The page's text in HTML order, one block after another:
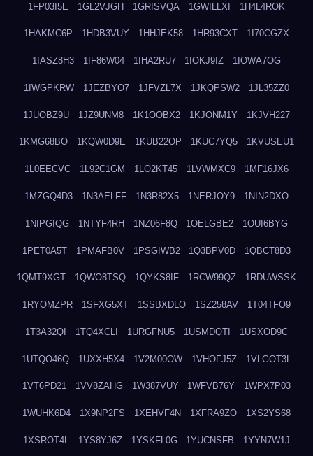
1FP03I5E 1GL2VJGH 1GRISVQA 1GWILLXI 1H4L4ROK
1HAKMC6P 1HDB3VUY 1HHJEK58 1HR93CXT 1I70CGZX
1IASZ8H3 1IF86W04 1IHA2RU7 1IOKJ9IZ 1IOWA7OG
1IWGPKRW 1JEZBYO7 1JFVZL7X 1JKQPSW2 1JL35ZZ0
1JUOBZ9U 1JZ9UNM8 1K1OOBX2 1KJONM1Y 1KJVH227
1KMG68BO 1KQW0D9E 1KUB22OP 1KUC7YQ5 1KVUSEU1
1L0EECVC 1L92C1GM 1LO2KT45 1LVWMXC9 1MF16JX6
1MZGQ4D3 1N3AELFF 1N3R82X5 1NERJOY9 1NIN2DXO
1NIPGIQG 1NTYF4RH 1NZ06F8Q 1OELGBE2 1OUI6BYG
1PET0A5T 1PMAFB0V 1PSGIWB2 1Q3BPV0D 1QBCT8D3
1QMT9XGT 1QWO8TSQ 1QYKS8IF 1RCW99QZ 1RDUWSSK
1RYOMZPR 1SFXG5XT 1SSBXDLO 1SZ258AV 1T04TFO9
1T3A32QI 1TQ4XCLI 1URGFNU5 1USMDQTI 1USXOD9C
1UTQO46Q 1UXXH5X4 1V2M00OW 1VHOFJ5Z 1VLGOT3L
1VT6PD21 1VV8ZAHG 1W387VUY 1WFVB76Y 1WPX7P03
1WUHK6D4 1X9NP2FS 1XEHVF4N 1XFRA9ZO 1XS2YS68
1XSROT4L 1YS8YJ6Z 1YSKFL0G 1YUCNSFB 1YYN7W1J